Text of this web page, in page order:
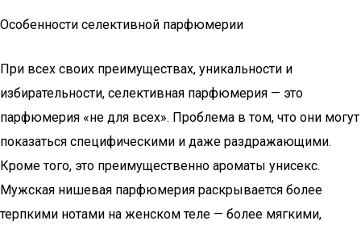
Особенности селективной парфюмерии
При всех своих преимуществах, уникальности и
избирательности, селективная парфюмерия — это
парфюмерия «не для всех». Проблема в том, что они могут
показаться специфическими и даже раздражающими.
Кроме того, это преимущественно ароматы унисекс.
Мужская нишевая парфюмерия раскрывается более
терпкими нотами на женском теле — более мягкими,